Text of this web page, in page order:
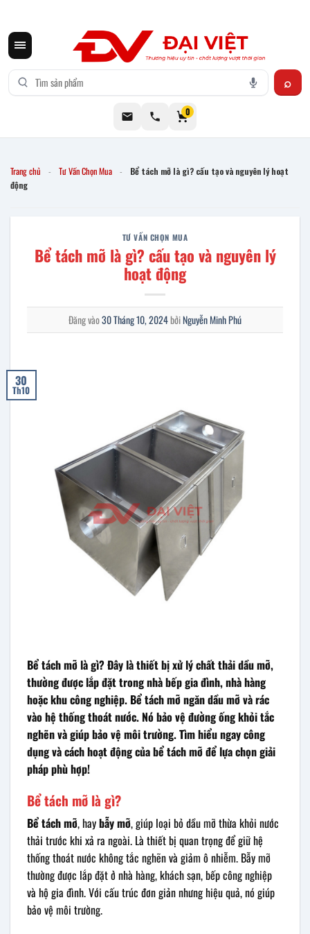
0
Trang chủ - Tư Vấn Chọn Mua -
Bể tách mỡ là gì? cấu tạo và nguyên lý hoạt
động
TƯ VẤN CHỌN MUA
Bể tách mỡ là gì? cấu tạo và nguyên lý
hoạt động
Đăng vào30 Tháng 10, 2024bởiNguyễn Minh Phú
30
Th10
Bể tách mỡ là gì? Đây là thiết bị xử lý chất thải dầu mỡ,
thường được lắp đặt trong nhà bếp gia đình, nhà hàng
hoặc khu công nghiệp. Bể tách mỡ ngăn dầu mỡ và rác
vào hệ thống thoát nước. Nó bảo vệ đường ống khỏi tắc
nghẽn và giúp bảo vệ môi trường. Tìm hiểu ngay công
dụng và cách hoạt động của bể tách mỡ để lựa chọn giải
pháp phù hợp!
Bể tách mỡ là gì?
Bể tách mỡ, haybẫy mỡ, giúp loại bỏ dầu mỡ thừa khỏi nước
thải trước khi xả ra ngoài. Là thiết bị quan trọng để giữ hệ
thống thoát nước không tắc nghẽn và giảm ô nhiễm. Bẫy mỡ
thường được lắp đặt ở nhà hàng, khách sạn, bếp công nghiệp
và hộ gia đình. Với cấu trúc đơn giản nhưng hiệu quả, nó giúp
bảo vệ môi trường.